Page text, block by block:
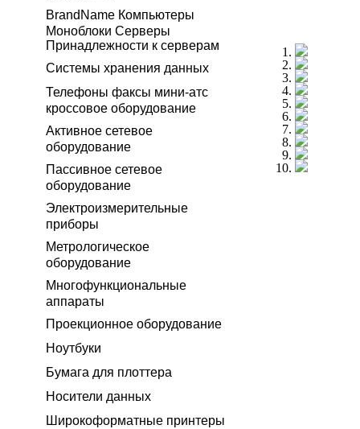
BrandName Компьютеры
Моноблоки Серверы
Принадлежности к серверам
Системы хранения данных
Телефоны факсы мини-атс
кроссовое оборудование
Активное сетевое
оборудование
Пассивное сетевое
оборудование
Электроизмерительные
приборы
Метрологическое
оборудование
Многофункциональные
аппараты
Проекционное оборудование
Ноутбуки
Бумага для плоттера
Носители данных
Широкоформатные принтеры